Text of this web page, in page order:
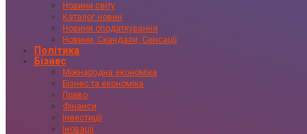
Новини світу
Каталог новин
Новини оподаткування
Новини, Скандали, Сенсації
Політика
Бізнес
Міжнародна економіка
Бізнес та економіка
Право
Фінанси
Інвестиції
Іновації